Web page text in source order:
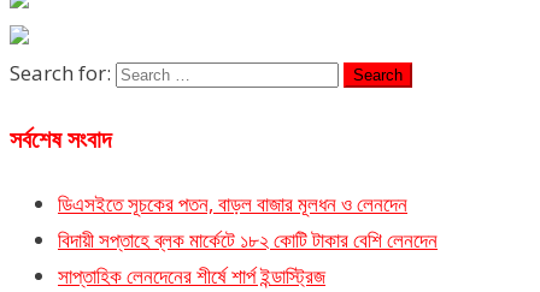
Search for:
সর্বশেষ সংবাদ
ডিএসইতে সূচকের পতন, বাড়ল বাজার মূলধন ও লেনদেন
বিদায়ী সপ্তাহে ব্লক মার্কেটে ১৮২ কোটি টাকার বেশি লেনদেন
সাপ্তাহিক লেনদেনের শীর্ষে শার্প ইন্ডাস্ট্রিজ